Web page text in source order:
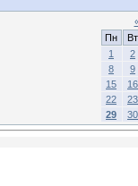
Пн
Вт
1
2
8
9
15
16
22
23
29
30